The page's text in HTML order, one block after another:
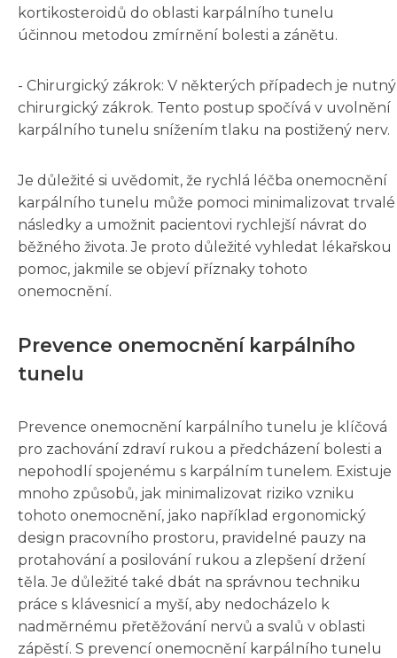
kortikosteroidů do oblasti karpálního tunelu
účinnou metodou zmírnění bolesti a zánětu.
- Chirurgický zákrok: V některých případech je nutný
chirurgický zákrok. Tento postup spočívá v uvolnění
karpálního tunelu snížením tlaku na postižený nerv.
Je důležité si uvědomit, že rychlá léčba onemocnění
karpálního tunelu může pomoci minimalizovat trvalé
následky a umožnit pacientovi rychlejší návrat do
běžného života. Je proto důležité vyhledat lékařskou
pomoc, jakmile se objeví příznaky tohoto
onemocnění.
Prevence onemocnění karpálního
tunelu
Prevence onemocnění karpálního tunelu je klíčová
pro zachování zdraví rukou a předcházení bolesti a
nepohodlí spojenému s karpálním tunelem. Existuje
mnoho způsobů, jak minimalizovat riziko vzniku
tohoto onemocnění, jako například ergonomický
design pracovního prostoru, pravidelné pauzy na
protahování a posilování rukou a zlepšení držení
těla. Je důležité také dbát na správnou techniku
práce s klávesnicí a myší, aby nedocházelo k
nadměrnému přetěžování nervů a svalů v oblasti
zápěstí. S prevencí onemocnění karpálního tunelu